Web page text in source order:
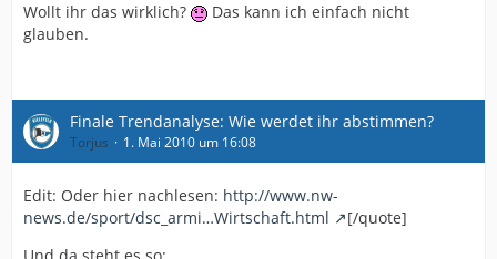
Wollt ihr das wirklich?
Das kann ich einfach nicht
glauben.
Finale Trendanalyse: Wie werdet ihr abstimmen?
Torjus 1. Mai 2010 um 16:08
Edit: Oder hier nachlesen: http://www.nw-
news.de/sport/dsc_armi…Wirtschaft.html
[/quote]